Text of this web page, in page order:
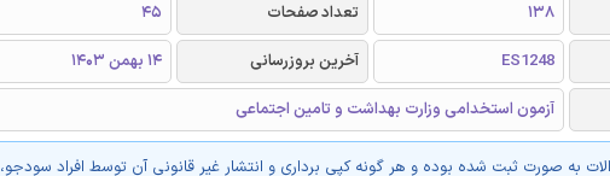
138 تعداد صفحات
45
ES1248 آخرین بروزرسانی
14 بهمن 1403
آزمون استخدامی وزارت بهداشت و تامین اجتماعی
به صورت ثبت شده بوده و هر گونه کپی برداری و انتشار غیر قانونی آن توسط افراد سودجو،